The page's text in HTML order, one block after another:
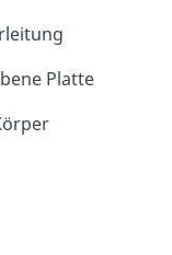
Platte